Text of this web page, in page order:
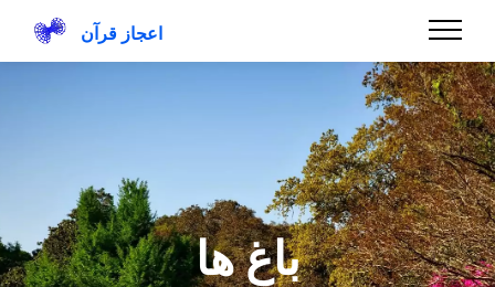
اعجاز قرآن
باغ ها